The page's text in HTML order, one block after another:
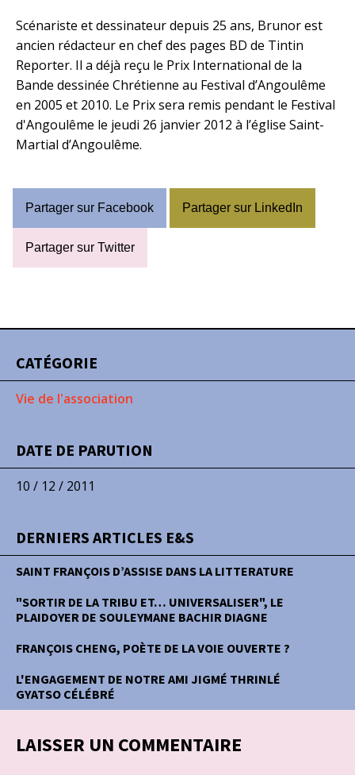
CATÉGORIE
Vie de l'association
DATE DE PARUTION
10 / 12 / 2011
DERNIERS ARTICLES E&S
SAINT FRANÇOIS D’ASSISE DANS LA LITTERATURE
"SORTIR DE LA TRIBU ET… UNIVERSALISER", LE
PLAIDOYER DE SOULEYMANE BACHIR DIAGNE
FRANÇOIS CHENG, POÈTE DE LA VOIE OUVERTE ?
L'ENGAGEMENT DE NOTRE AMI JIGMÉ THRINLÉ
GYATSO CÉLÉBRÉ
LAISSER UN COMMENTAIRE
Scénariste et dessinateur depuis 25 ans, Brunor est
ancien rédacteur en chef des pages BD de Tintin
Reporter. Il a déjà reçu le Prix International de la
Bande dessinée Chrétienne au Festival d’Angoulême
en 2005 et 2010. Le Prix sera remis pendant le Festival
d'Angoulême le jeudi 26 janvier 2012 à l’église Saint-
Martial d’Angoulême.
Partager sur Facebook Partager sur LinkedIn
Partager sur Twitter